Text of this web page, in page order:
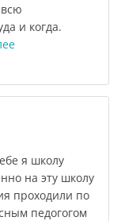
и когда.
я школу
на эту школу
проходили по
педогогом